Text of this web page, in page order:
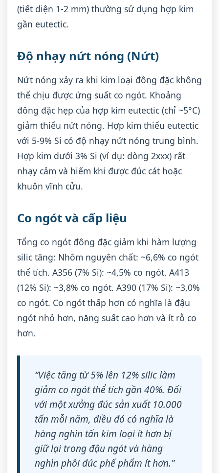
(tiết diện 1-2 mm) thường sử dụng hợp kim
gần eutectic.
Độ nhạy nứt nóng (Nứt)
Nứt nóng xảy ra khi kim loại đông đặc không
thể chịu được ứng suất co ngót. Khoảng
đông đặc hẹp của hợp kim eutectic (chỉ ~5°C)
giảm thiểu nứt nóng. Hợp kim thiếu eutectic
với 5-9% Si có độ nhạy nứt nóng trung bình.
Hợp kim dưới 3% Si (ví dụ: dòng 2xxx) rất
nhạy cảm và hiếm khi được đúc cát hoặc
khuôn vĩnh cửu.
Co ngót và cấp liệu
Tổng co ngót đông đặc giảm khi hàm lượng
silic tăng: Nhôm nguyên chất: ~6,6% co ngót
thể tích. A356 (7% Si): ~4,5% co ngót. A413
(12% Si): ~3,8% co ngót. A390 (17% Si): ~3,0%
co ngót. Co ngót thấp hơn có nghĩa là đậu
ngót nhỏ hơn, năng suất cao hơn và ít rỗ co
hơn.
“Việc tăng từ 5% lên 12% silic làm
giảm co ngót thể tích gần 40%. Đối
với một xưởng đúc sản xuất 10.000
tấn mỗi năm, điều đó có nghĩa là
hàng nghìn tấn kim loại ít hơn bị
giữ lại trong đậu ngót và hàng
nghìn phôi đúc phế phẩm ít hơn.”